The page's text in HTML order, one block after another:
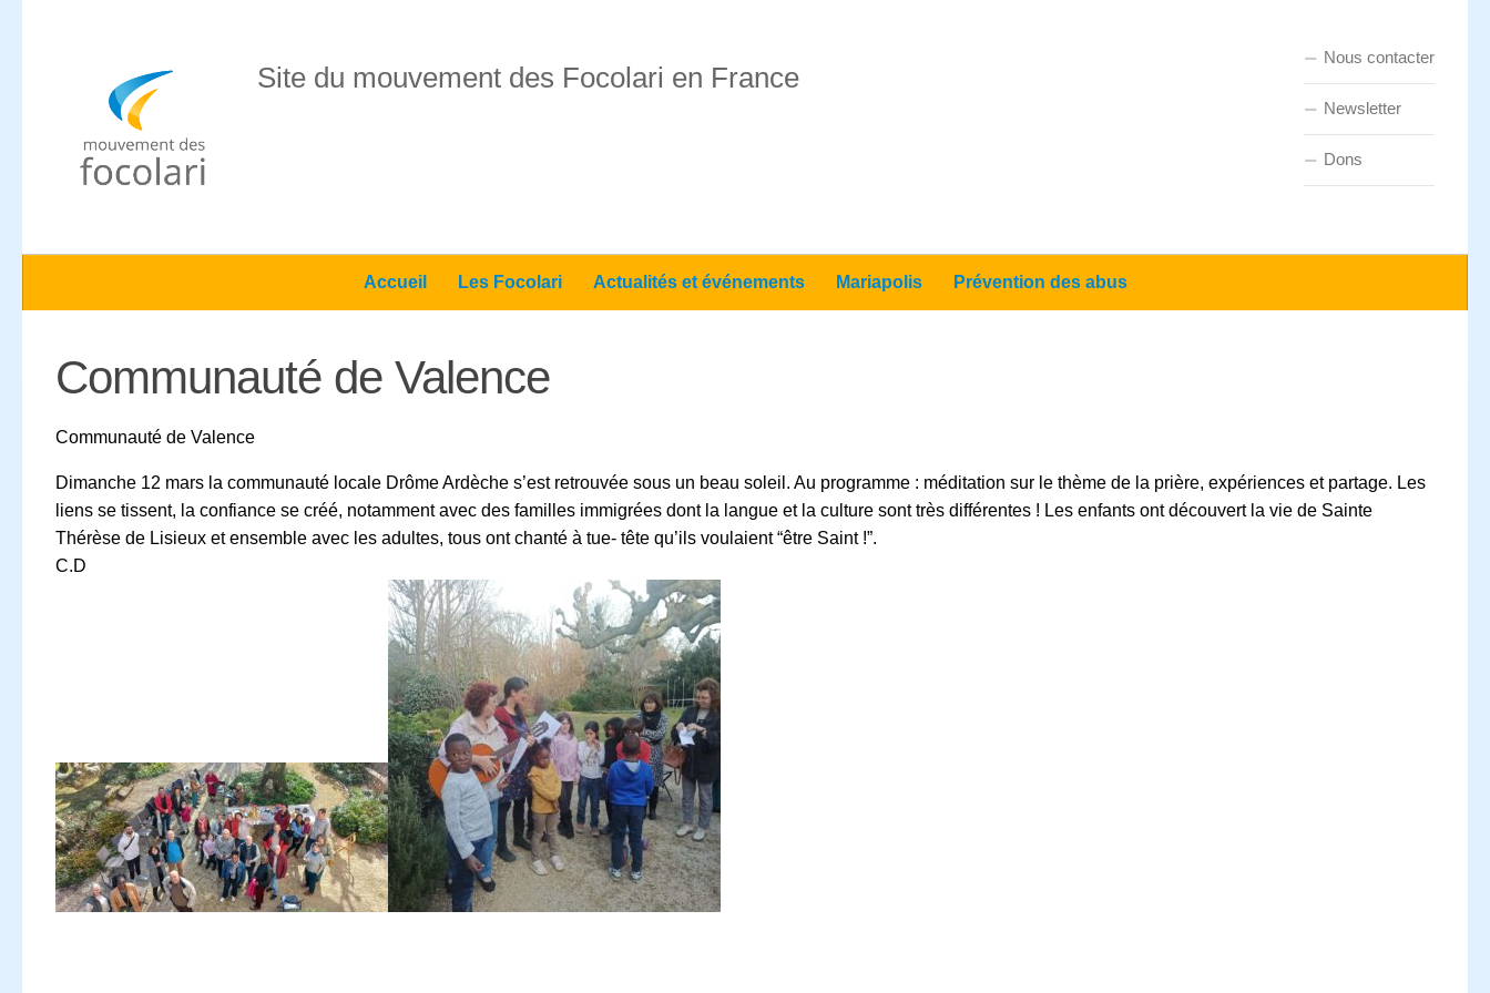
Site du mouvement des Focolari en France
Nous contacter
Newsletter
Dons
Accueil Les Focolari Actualités et événements Mariapolis Prévention des abus
Communauté de Valence
Communauté de Valence
Dimanche 12 mars la communauté locale Drôme Ardèche s’est retrouvée sous un beau soleil. Au programme : méditation sur le thème de la prière, expériences et partage. Les
liens se tissent, la confiance se créé, notamment avec des familles immigrées dont la langue et la culture sont très différentes ! Les enfants ont découvert la vie de Sainte
Thérèse de Lisieux et ensemble avec les adultes, tous ont chanté à tue- tête qu’ils voulaient “être Saint !”.
C.D